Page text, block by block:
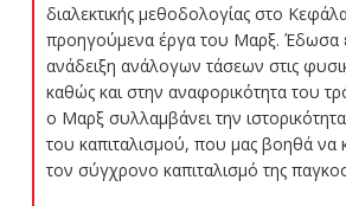
διαλεκτικής μεθοδολογίας στο
προηγούμενα έργα του Μαρξ. Έδωσα
ανάδειξη ανάλογων τάσεων στις
καθώς και στην αναφορικότητα του
ο Μαρξ συλλαμβάνει την ιστορικότητα
του καπιταλισμού, που μας βοηθά να
τον σύγχρονο καπιταλισμό της